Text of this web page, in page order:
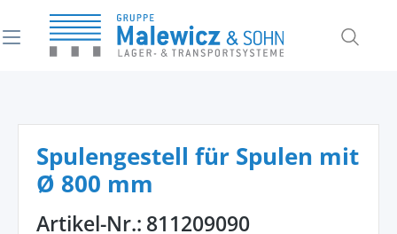
springen
Spulengestell für Spulen mit
Ø 800 mm
Artikel-Nr.: 811209090